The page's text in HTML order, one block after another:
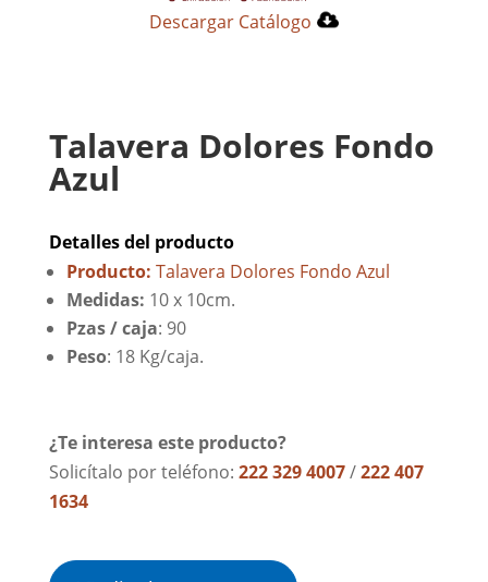
Descargar Catálogo
Talavera Dolores Fondo
Azul
Detalles del producto
Producto: Talavera Dolores Fondo Azul
Medidas: 10 x 10cm.
Pzas / caja: 90
Peso: 18 Kg/caja.
¿Te interesa este producto?
Solicítalo por teléfono: 222 329 4007/222 407
1634